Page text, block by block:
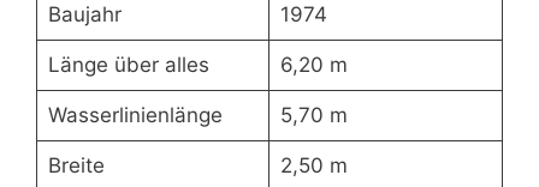
Baujahr 1974
Länge über alles 6,20 m
Wasserlinienlänge 5,70 m
Breite 2,50 m